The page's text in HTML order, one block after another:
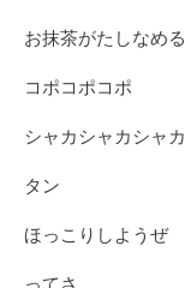
お抹茶がたしなめる
コポコポコポ
シャカシャカシャ
タン
ほっこりしようぜ